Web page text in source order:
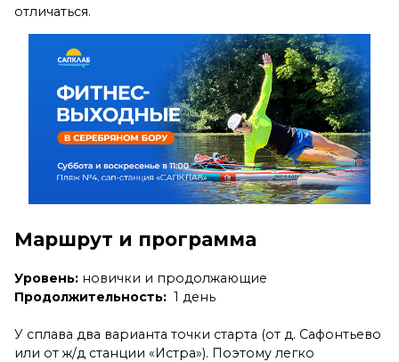
отличаться.
Маршрут и программа
Уровень: новички и продолжающие
Продолжительность: 1 день
У сплава два варианта точки старта (от д. Сафонтьево
или от ж/д станции «Истра»). Поэтому легко